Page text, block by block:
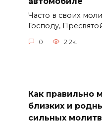
Часто в своих
Господу,
0 2.2к.
Как правильно
близких и
сильных молитв